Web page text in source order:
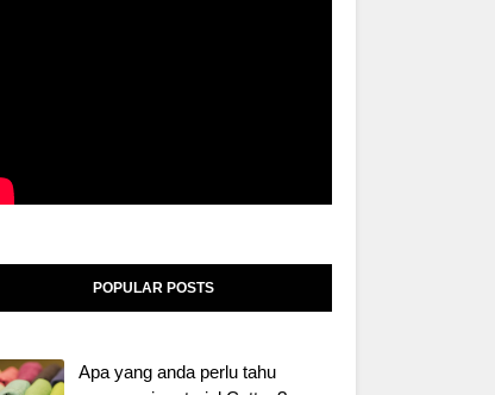
POPULAR POSTS
Apa yang anda perlu tahu